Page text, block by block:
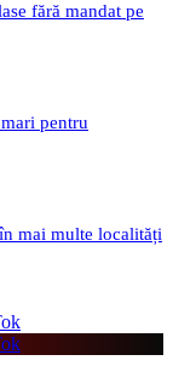
fără mandat pe
pentru
mai multe localități